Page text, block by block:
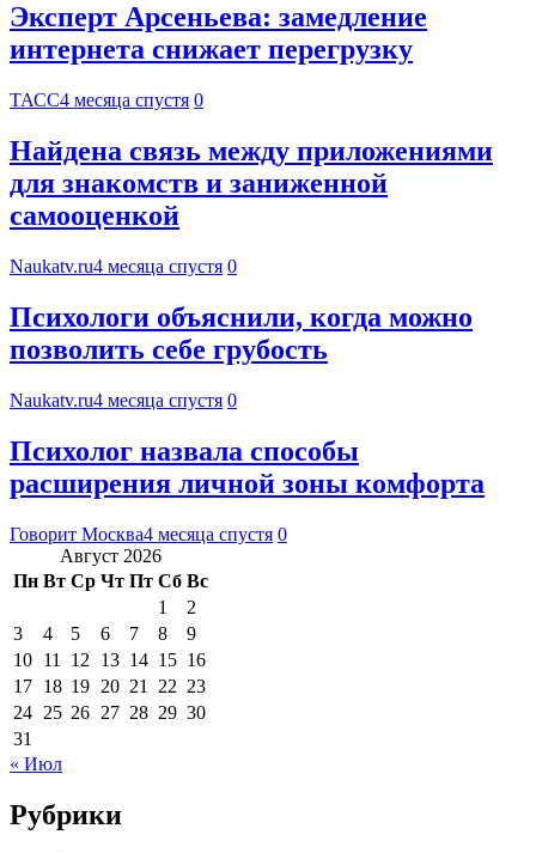
Эксперт Арсеньева: замедление
интернета снижает перегрузку
ТАСС4 месяца спустя 0
Найдена связь между приложениями
для знакомств и заниженной
самооценкой
Naukatv.ru4 месяца спустя 0
Психологи объяснили, когда можно
позволить себе грубость
Naukatv.ru4 месяца спустя 0
Психолог назвала способы
расширения личной зоны комфорта
Говорит Москва4 месяца спустя 0
Август 2026
Пн Вт Ср Чт Пт Сб Вс
1
2
3
4 5 6 7 8
9
10 11 12 13 14 15 16
17 18 19 20 21 22 23
24 25 26 27 28 29 30
31
« Июл
Рубрики